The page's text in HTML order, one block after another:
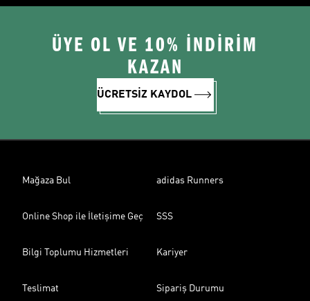
ÜYE OL VE 10% İNDİRİM
KAZAN
ÜCRETSİZ KAYDOL
Mağaza Bul adidas Runners
Online Shop ile İletişime Geç SSS
Bilgi Toplumu Hizmetleri Kariyer
Teslimat Sipariş Durumu